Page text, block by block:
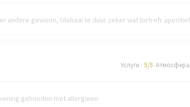
andere gewoon, Globaal te duur zeker wat betrefr
Услуги : 5/5 Атмосфера
gehouden met allergieen